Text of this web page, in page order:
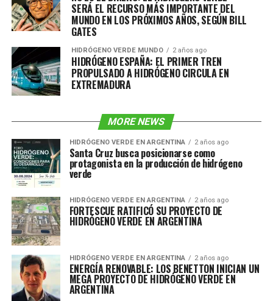
SERÁ EL RECURSO MÁS IMPORTANTE DEL
MUNDO EN LOS PRÓXIMOS AÑOS, SEGÚN BILL
GATES
HIDRÓGENO VERDE MUNDO 2 años ago
HIDRÓGENO ESPAÑA: EL PRIMER TREN
PROPULSADO A HIDRÓGENO CIRCULA EN
EXTREMADURA
MORE NEWS
HIDRÓGENO VERDE EN ARGENTINA 2 años ago
Santa Cruz busca posicionarse como
protagonista en la producción de hidrógeno
verde
HIDRÓGENO VERDE EN ARGENTINA 2 años ago
FORTESCUE RATIFICÓ SU PROYECTO DE
HIDRÓGENO VERDE EN ARGENTINA
HIDRÓGENO VERDE EN ARGENTINA 2 años ago
ENERGÍA RENOVABLE: LOS BENETTON INICIAN UN
MEGA PROYECTO DE HIDRÓGENO VERDE EN
ARGENTINA